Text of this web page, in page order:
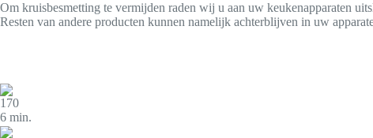
Om kruisbesmetting te vermijden raden wij u aan uw keukenapparaten
Resten van andere producten kunnen namelijk achterblijven in uw
170
6 min.